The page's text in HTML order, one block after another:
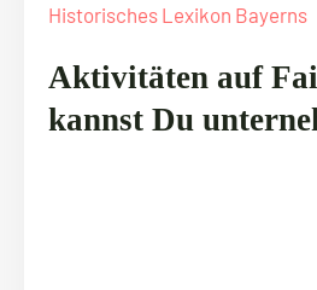
Historisches Lexikon Bayerns
Aktivitäten auf
kannst Du